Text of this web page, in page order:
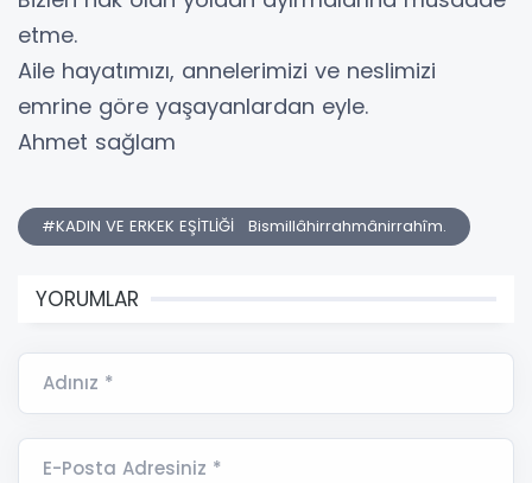
etme.
Aile hayatımızı, annelerimizi ve neslimizi
emrine göre yaşayanlardan eyle.
Ahmet sağlam
#KADIN VE ERKEK EŞİTLİĞİ Bismillâhirrahmânirrahîm.
YORUMLAR
Adınız *
E-Posta Adresiniz *